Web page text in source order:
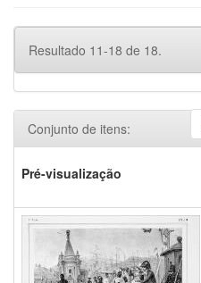
Resultado 11-18 de 18.
Conjunto de itens:
Pré-visualização